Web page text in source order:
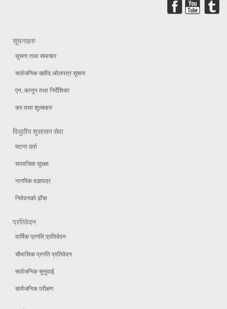
सूचनाहरु
सूचना तथा समाचार
सार्वजनिक खरीद /बोलपत्र सूचना
एन, कानुन तथा निर्देशिका
कर तथा शुल्कहरु
विधुतीय शुसासन सेवा
घटना दर्ता
सामाजिक सुरक्षा
नागरिक वडापत्र
निवेदनको ढाँचा
प्रतिवेदन
वार्षिक प्रगति प्रतिवेदन
चौमासिक प्रगति प्रतिवेदन
सार्वजनिक सुनुवाई
सार्वजनिक परीक्षण